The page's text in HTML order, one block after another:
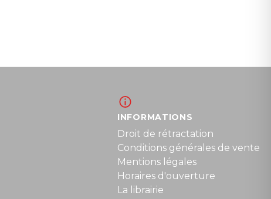
INFORMATIONS
Droit de rétractation
Conditions générales de vente
Mentions légales
Horaires d'ouverture
La librairie